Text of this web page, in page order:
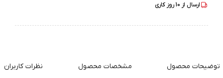
ارسال از 10روز کاری
توضیحات محصول مشخصات محصول نظرات کاربران